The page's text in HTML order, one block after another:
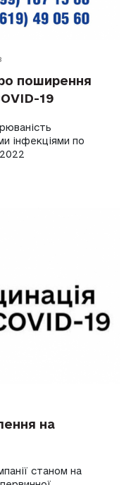
поширення
19
інфекціями по
на
станом на